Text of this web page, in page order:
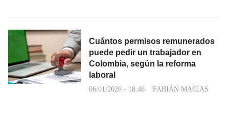
Cuántos permisos remunerados
puede pedir un trabajador en
Colombia, según la reforma
laboral
06/01/2026 - 18:46 FABIÁN MACÍAS